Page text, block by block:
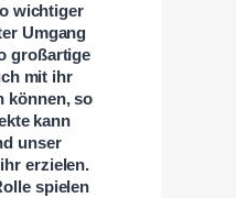
wichtiger
Umgang
großartige
mit ihr
können, so
kann
unser
erzielen.
spielen